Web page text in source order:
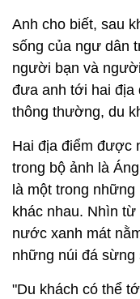
Anh cho biết, sau
sống của ngư dân
người bạn và
đưa anh tới hai địa
thông thường, du
Hai địa điểm được
trong bộ ảnh là
là một trong
khác nhau. Nhìn
nước xanh mát
những núi đá sừng
"Du khách có thể